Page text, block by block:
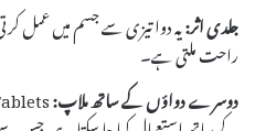
جلدی اثر:یہ دوا تیزی سے جسم میں
راحت ملتی ہے۔
دوسرے دواؤں کے ساتھ ملاپ: